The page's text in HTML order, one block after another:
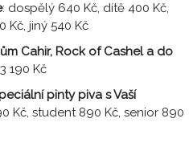
: dospělý 640 Kč, dítě 400 Kč,
Kč, jiný 540 Kč
Cahir, Rock of Cashel a do
190 Kč
pinty piva s Vaší
Kč, student 890 Kč, senior 890